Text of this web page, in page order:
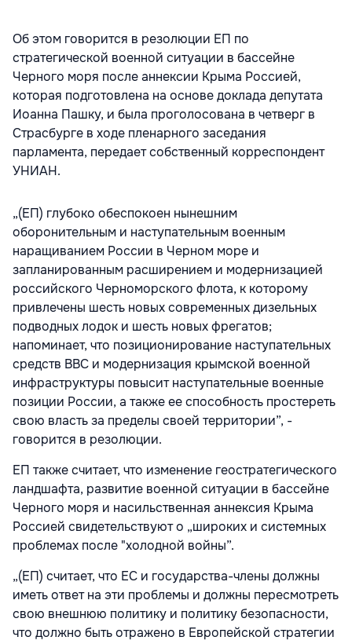
Об этом говорится в резолюции ЕП по
стратегической военной ситуации в бассейне
Черного моря после аннексии Крыма Россией,
которая подготовлена на основе доклада депутата
Иоанна Пашку, и была проголосована в четверг в
Страсбурге в ходе пленарного заседания
парламента, передает собственный корреспондент
УНИАН.
„(ЕП) глубоко обеспокоен нынешним
оборонительным и наступательным военным
наращиванием России в Черном море и
запланированным расширением и модернизацией
российского Черноморского флота, к которому
привлечены шесть новых современных дизельных
подводных лодок и шесть новых фрегатов;
напоминает, что позиционирование наступательных
средств ВВС и модернизация крымской военной
инфраструктуры повысит наступательные военные
позиции России, а также ее способность простереть
свою власть за пределы своей территории”, -
говорится в резолюции.
ЕП также считает, что изменение геостратегического
ландшафта, развитие военной ситуации в бассейне
Черного моря и насильственная аннексия Крыма
Россией свидетельствуют о „широких и системных
проблемах после "холодной войны”.
„(ЕП) считает, что ЕС и государства-члены должны
иметь ответ на эти проблемы и должны пересмотреть
свою внешнюю политику и политику безопасности,
что должно быть отражено в Европейской стратегии